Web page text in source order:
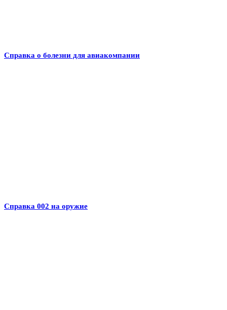
Справка о болезни для авиакомпании
Справка 002 на оружие